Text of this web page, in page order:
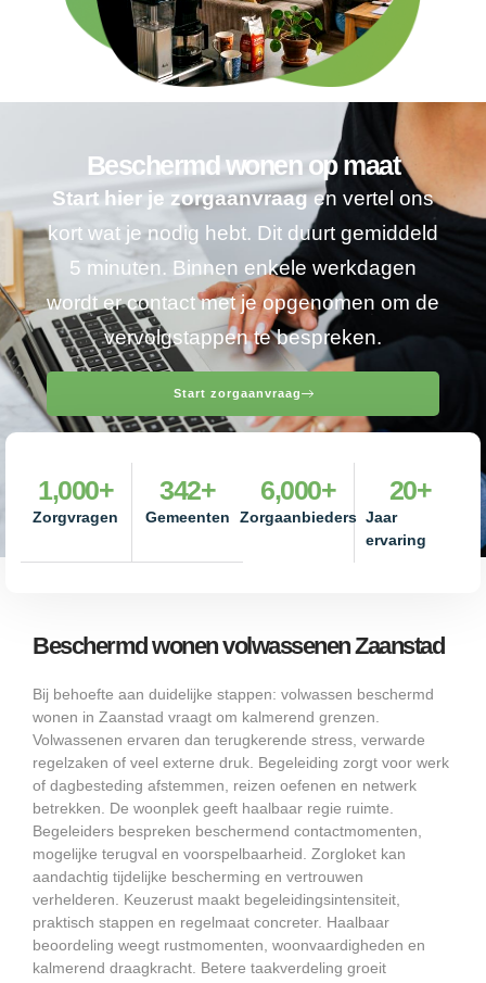
Beschermd wonen op maat
Start hier je zorgaanvraagen vertel ons
kort wat je nodig hebt. Dit duurt gemiddeld
5 minuten. Binnen enkele werkdagen
wordt er contact met je opgenomen om de
vervolgstappen te bespreken.
Start zorgaanvraag
Zorgvragen
1,000+
Gemeenten
342+
Zorgaanbieders
6,000+
Jaar
ervaring
20+
Beschermd wonen volwassenen Zaanstad
Bij behoefte aan duidelijke stappen: volwassen beschermd
wonen in Zaanstad vraagt om kalmerend grenzen.
Volwassenen ervaren dan terugkerende stress, verwarde
regelzaken of veel externe druk. Begeleiding zorgt voor werk
of dagbesteding afstemmen, reizen oefenen en netwerk
betrekken. De woonplek geeft haalbaar regie ruimte.
Begeleiders bespreken beschermend contactmomenten,
mogelijke terugval en voorspelbaarheid. Zorgloket kan
aandachtig tijdelijke bescherming en vertrouwen
verhelderen. Keuzerust maakt begeleidingsintensiteit,
praktisch stappen en regelmaat concreter. Haalbaar
beoordeling weegt rustmomenten, woonvaardigheden en
kalmerend draagkracht. Betere taakverdeling groeit